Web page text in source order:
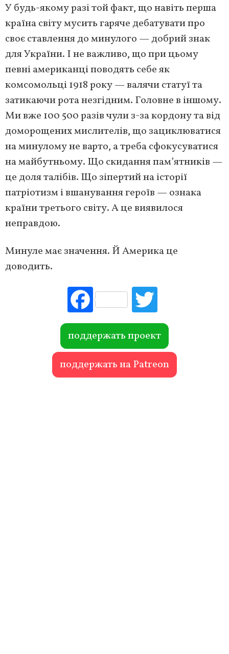
У будь-якому разі той факт, що навіть перша
країна світу мусить гаряче дебатувати про
своє ставлення до минулого — добрий знак
для України. І не важливо, що при цьому
певні американці поводять себе як
комсомольці 1918 року — валячи статуї та
затикаючи рота незгідним. Головне в іншому.
Ми вже 100 500 разів чули з-за кордону та від
доморощених мислителів, що зациклюватися
на минулому не варто, а треба сфокусуватися
на майбутньому. Що скидання пам’ятників —
це доля талібів. Що зіпертий на історії
патріотизм і вшанування героїв — ознака
країни третього світу. А це виявилося
неправдою.
Минуле має значення. Й Америка це
доводить.
Fac
ebo
ok r
поддержать проект
поддержать на Patreon